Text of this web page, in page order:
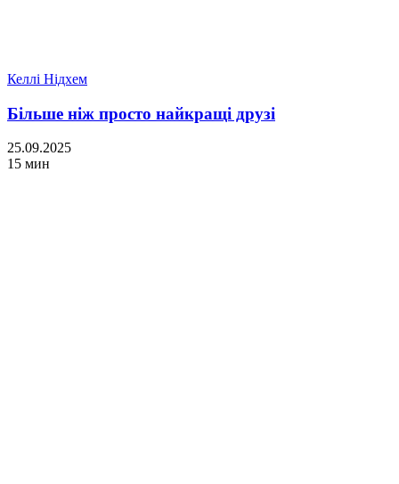
Келлі Нідхем
Більше ніж просто найкращі друзі
25.09.2025
15 мин